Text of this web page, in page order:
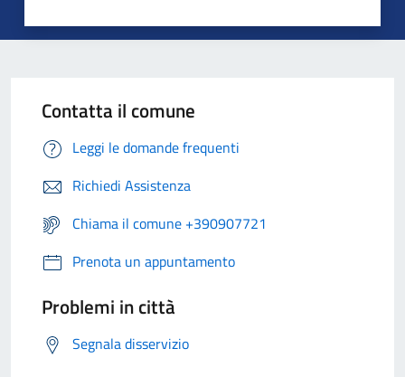
Contatta il comune
Leggi le domande frequenti
Richiedi Assistenza
Chiama il comune +390907721
Prenota un appuntamento
Problemi in città
Segnala disservizio